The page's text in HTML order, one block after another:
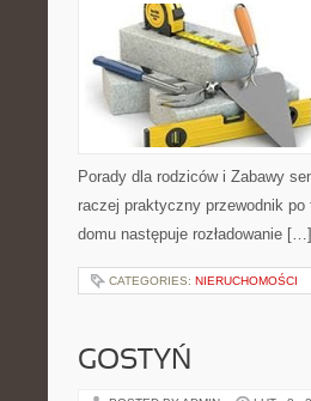
Porady dla rodziców i Zabawy
raczej praktyczny przewodnik
domu następuje rozładowanie […]
CATEGORIES: NIERUCHOMOŚCI
GOSTYŃ